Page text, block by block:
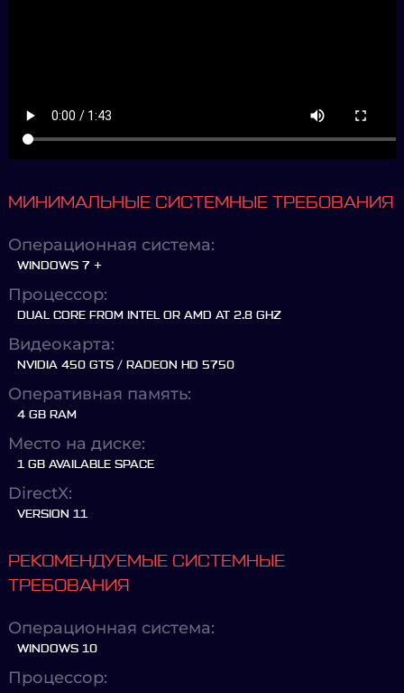
МИНИМАЛЬНЫЕ СИСТЕМНЫЕ ТРЕБОВАНИЯ
Операционная система:
WINDOWS 7 +
Процессор:
DUAL CORE FROM INTEL OR AMD AT 2.8 GHZ
Видеокарта:
NVIDIA 450 GTS / RADEON HD 5750
Оперативная память:
4 GB RAM
Место на диске:
1 GB AVAILABLE SPACE
DirectX:
VERSION 11
РЕКОМЕНДУЕМЫЕ СИСТЕМНЫЕ
ТРЕБОВАНИЯ
Операционная система:
WINDOWS 10
Процессор: